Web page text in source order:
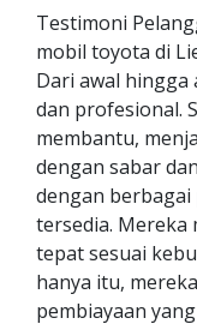
Testimoni
mobil toyota di
Dari awal hingga
dan profesional.
membantu,
dengan sabar
dengan
tersedia. Mereka
tepat sesuai
hanya itu,
pembiayaan